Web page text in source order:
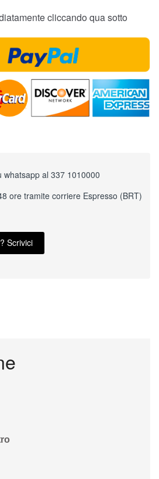
cliccando qua sotto
whatsapp al 337 1010000
ore tramite corriere Espresso (BRT)
Scrivici